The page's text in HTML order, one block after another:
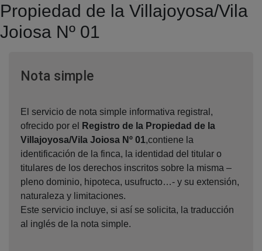
Propiedad de la Villajoyosa/Vila
Joiosa Nº 01
Nota simpleVentana nueva
El servicio de nota simple informativa registral,
ofrecido por el
Registro de la Propiedad de la
Villajoyosa/Vila Joiosa Nº 01,contiene la
identificación de la finca, la identidad del titular o
titulares de los derechos inscritos sobre la misma –
pleno dominio, hipoteca, usufructo…- y su extensión,
naturaleza y limitaciones.
Este servicio incluye, si así se solicita, la traducción
al inglés de la nota simple.